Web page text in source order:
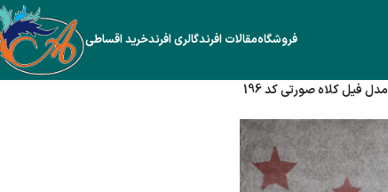
فروشگاهمقالات افرندگالری افرندخرید اقساطی
فیل کلاه صورتی کد 196